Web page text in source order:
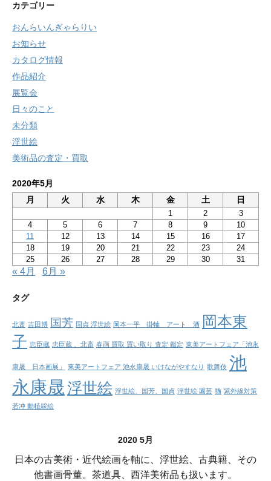
カテゴリー
おんらいんぎゃらりい
お知らせ
カタログ情報
作品紹介
展覧会
日々のこと
未分類
浮世絵
美術品の査定・買取
2020年5月
月
火 水 木 金 土 日
1 2
3
4
5 6 7 8 9
10
11
12 13 14 15 16
17
18
19 20 21 22 23
24
25
26 27 28 29 30 31
« 4月 6月 »
タグ
北斎 吉田博 国芳 国貞 浮世絵 岡本一平 掛軸 アート 酒
岡本東
子 忠臣蔵 忠臣蔵 、北斎 春画 買取 買い取り 査定 鑑定 東美アートフェア「池永
康晟 日本画展」 東美アートフェア 池永康晟 いけながやすなり 歌舞伎 池
永康晟浮世絵 浮世絵、国芳、国貞 浮世絵 園芸 猫 紫外線対策
若冲 動植綵絵
2020 5月
日本の古美術・近代絵画を軸に、浮世絵、古典籍、その
他書画骨董。茶道具、西洋美術品も扱います。